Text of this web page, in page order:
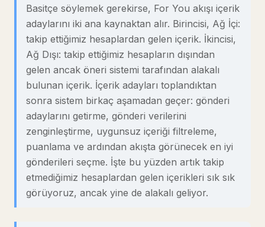
Basitçe söylemek gerekirse, For You akışı içerik
adaylarını iki ana kaynaktan alır. Birincisi, Ağ İçi:
takip ettiğimiz hesaplardan gelen içerik. İkincisi,
Ağ Dışı: takip ettiğimiz hesapların dışından
gelen ancak öneri sistemi tarafından alakalı
bulunan içerik. İçerik adayları toplandıktan
sonra sistem birkaç aşamadan geçer: gönderi
adaylarını getirme, gönderi verilerini
zenginleştirme, uygunsuz içeriği filtreleme,
puanlama ve ardından akışta görünecek en iyi
gönderileri seçme. İşte bu yüzden artık takip
etmediğimiz hesaplardan gelen içerikleri sık sık
görüyoruz, ancak yine de alakalı geliyor.